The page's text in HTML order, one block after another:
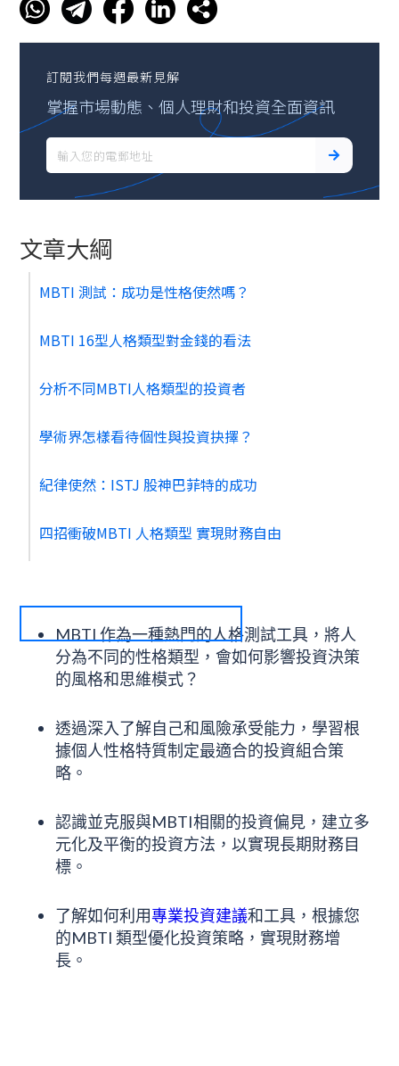
MBTI 作為一種熱門的人格測試工具，將人
分為不同的性格類型，會如何影響投資決策
的風格和思維模式？
透過深入了解自己和風險承受能力，學習根
據個人性格特質制定最適合的投資組合策
略。
認識並克服與MBTI相關的投資偏見，建立多
元化及平衡的投資方法，以實現長期財務目
標。
了解如何利用專業投資建議和工具，根據您
的MBTI 類型優化投資策略，實現財務增
長。
訂閱我們每週最新見解
掌握市場動態、個人理財和投資全面資訊
文章大綱
MBTI 測試：成功是性格使然嗎？
MBTI 16型人格類型對金錢的看法
分析不同MBTI人格類型的投資者
學術界怎樣看待個性與投資抉擇？
紀律使然：ISTJ 股神巴菲特的成功
四招衝破MBTI 人格類型 實現財務自由